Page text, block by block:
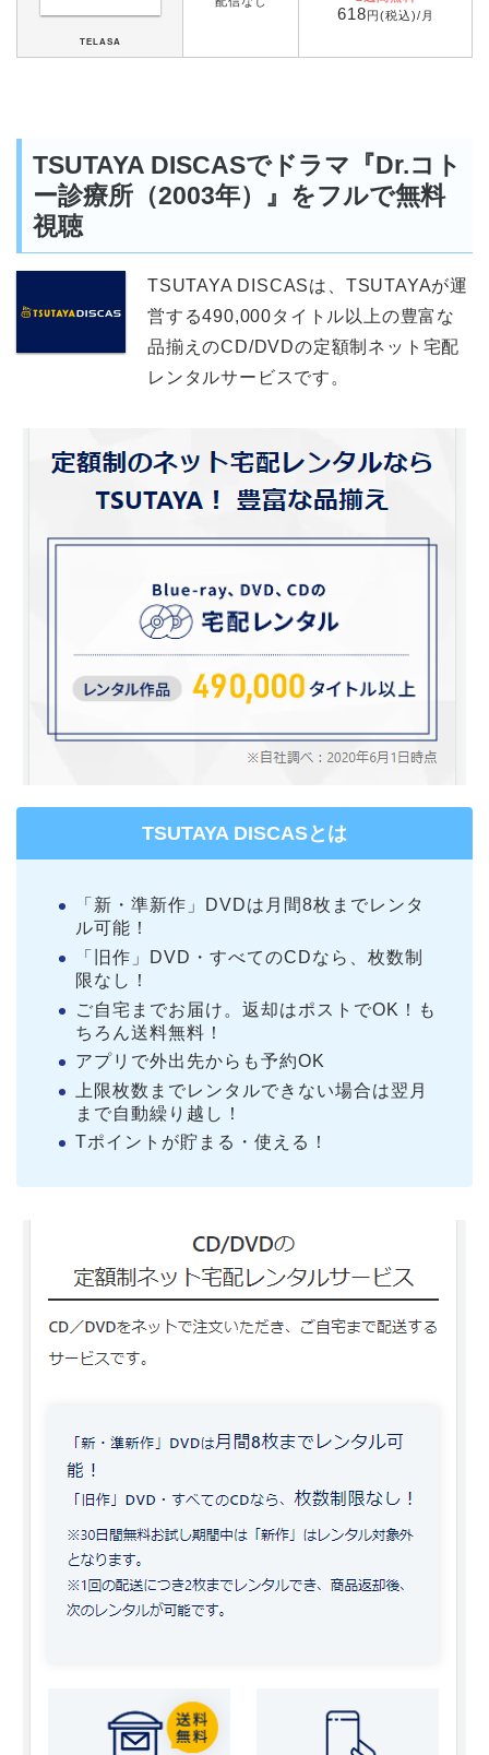
TELASA
618円(税込)/月
TSUTAYA DISCASでドラマ『Dr.コト
ー診療所（2003年）』をフルで無料
視聴
TSUTAYA DISCASは、TSUTAYAが運
営する490,000タイトル以上の豊富な
品揃えのCD/DVDの定額制ネット宅配
レンタルサービスです。
TSUTAYA DISCASとは
「新・準新作」DVDは月間8枚までレンタ
ル可能！
「旧作」DVD・すべてのCDなら、枚数制
限なし！
ご自宅までお届け。返却はポストでOK！も
ちろん送料無料！
アプリで外出先からも予約OK
上限枚数までレンタルできない場合は翌月
まで自動繰り越し！
Tポイントが貯まる・使える！